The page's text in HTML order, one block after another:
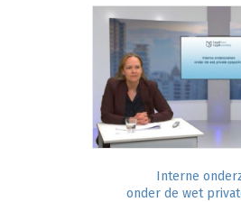
Interne
onder de wet